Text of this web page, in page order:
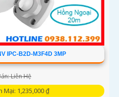
IPC-B2D-M3F4D 3MP
Liên Hệ
Mại: 1,235,000 ₫